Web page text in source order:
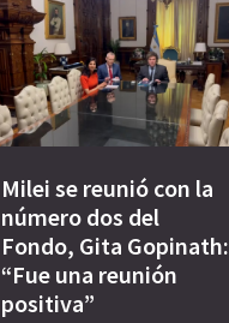
Milei se reunió con la
número dos del
Fondo, Gita Gopinath:
“Fue una reunión
positiva”